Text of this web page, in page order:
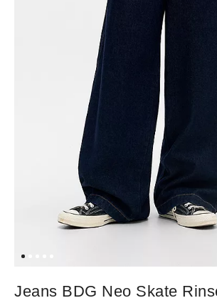
Jeans BDG Neo Skate